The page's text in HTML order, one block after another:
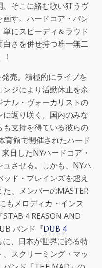
そこに絡む歌い狂うヴ
す。ハードコア・パン
にスピーディ＆ラウド
さを併せ持つ唯一無二
売。積極的にライブを
ジにより活動休止を余
ル・ヴォーカリストの
返り咲く。国内のみな
も支持を得ている彼らの
育館で開催されたハード
日したNYハードコア・
させる。しかも、NYハ
ド・ブレインズを超え
、メンバーのMASTER
もメロディカ・インス
4 REASON AND
バンド『DUB 4
、日本が世界に誇る特
スクリーミング・マッ